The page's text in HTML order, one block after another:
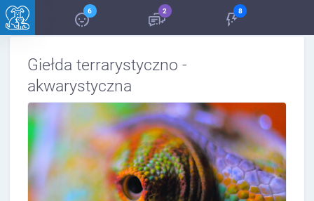
6 2 8
Giełda terrarystyczno -
akwarystyczna